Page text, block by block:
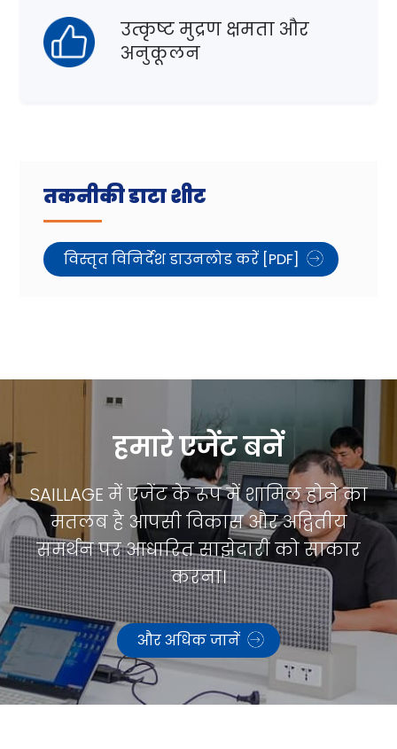
उत्कृष्ट मुद्रण क्षमता और
अनुकूलन
तकनीकी डाटा शीट
विस्तृत विनिर्देश डाउनलोड करें [PDF]
हमारे एजेंट बनें
SAILLAGE में एजेंट के रूप में शामिल होने का
मतलब है आपसी विकास और अद्वितीय
समर्थन पर आधारित साझेदारी को साकार
करना।
और अधिक जानें